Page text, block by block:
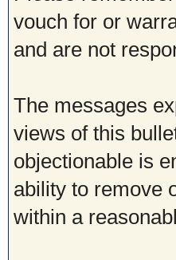
vouch for or
and are not
The messages
views of this
objectionable is
ability to remove
within a